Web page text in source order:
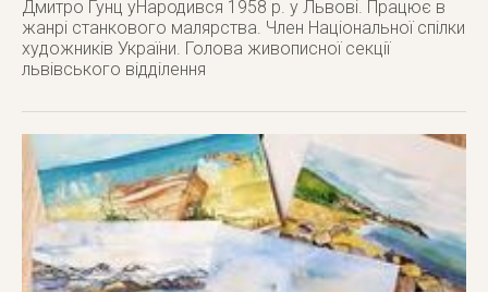
Дмитро Гунц yНародився 1958 р. у Львові. Працює в
жанрі станкового малярства. Член Національної спілки
художників України. Голова живописної секції
львівського відділення